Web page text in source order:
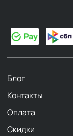
Блог
Контакты
Оплата
Скидки